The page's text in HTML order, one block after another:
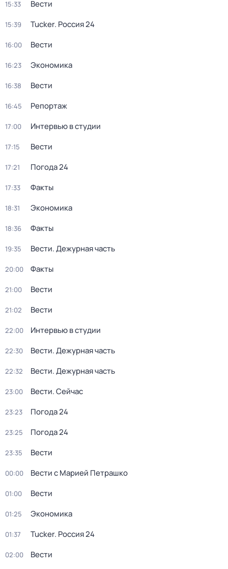
15:33 Вести
15:39 Tucker. Россия 24
16:00 Вести
16:23 Экономика
16:38 Вести
16:45 Репортаж
17:00 Интервью в студии
17:15 Вести
17:21 Погода 24
17:33 Факты
18:31 Экономика
18:36 Факты
19:35 Вести. Дежурная часть
20:00 Факты
21:00 Вести
21:02 Вести
22:00 Интервью в студии
22:30 Вести. Дежурная часть
22:32 Вести. Дежурная часть
23:00 Вести. Сейчас
23:23 Погода 24
23:25 Погода 24
23:35 Вести
00:00 Вести с Марией Петрашко
01:00 Вести
01:25 Экономика
01:37 Tucker. Россия 24
02:00 Вести